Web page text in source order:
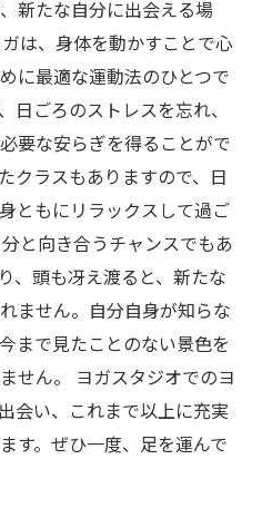
新たな自分に出会える場
は、身体を動かすことで心
に最適な運動法のひとつで
日ごろのストレスを忘れ、
要な安らぎを得ることがで
クラスもありますので、日
ともにリラックスして過ご
と向き合うチャンスでもあ
、頭も冴え渡ると、新たな
ません。自分自身が知らな
まで見たことのない景色を
せん。 ヨガスタジオでのヨ
会い、これまで以上に充実
す。ぜひ一度、足を運んで